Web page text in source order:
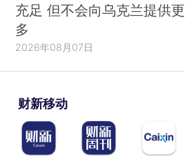
充足 但不会向乌克兰提供更
多
2026年08月07日
财新移动